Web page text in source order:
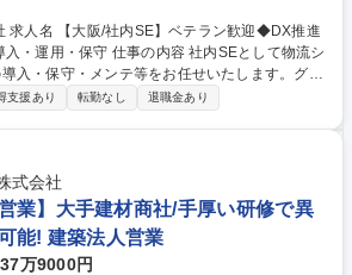
進
の内容 社内SEとして物流シ
入・保守・メンテ等をお任せいたします。グル
量権高く業務を進められる管理職候補としての
の手配・設定・設置及び登録等の管理業務全般
、PowerPoint）、その他ソフトなどの操作
業務などの事務業務 募集職種 【大阪/社
推進リーダー候補/システム導入・運用・保守
支援あり 転勤なし 退職金あり
式会社
業】大手建材商社/手厚い研修で異
能! 建築法人営業
万9000円